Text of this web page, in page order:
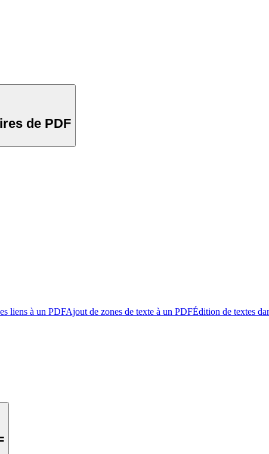
de PDF
liens à un PDFAjout de zones de texte à un PDFÉdition de textes